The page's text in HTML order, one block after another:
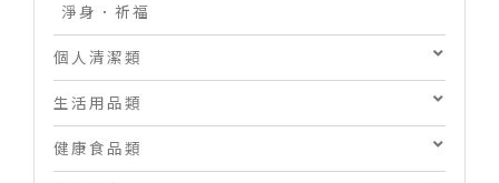
淨身．祈福
個人清潔類
生活用品類
健康食品類